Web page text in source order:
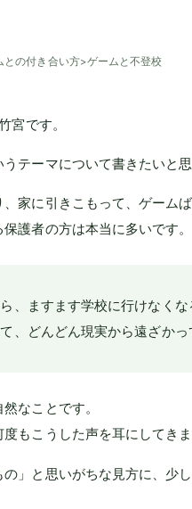
との付き合い方>ゲームと不登校
宮です。
テーマについて書きたいと思
家に引きこもって、ゲーム
護者の方は本当に多いです。
、ますます学校に行けなくな
、どんどん現実から遠ざかっ
なことです。
もこうした声を耳にしてきま
」と思いがちな見方に、少